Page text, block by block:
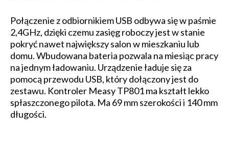
Połączenie z odbiornikiem USB odbywa się w paśmie
2,4GHz, dzięki czemu zasięg roboczy jest w stanie
pokryć nawet największy salon w mieszkaniu lub
domu. Wbudowana bateria pozwala na miesiąc pracy
na jednym ładowaniu. Urządzenie ładuje się za
pomocą przewodu USB, który dołączony jest do
zestawu. Kontroler Measy TP801 ma kształt lekko
spłaszczonego pilota. Ma 69 mm szerokości i 140 mm
długości.